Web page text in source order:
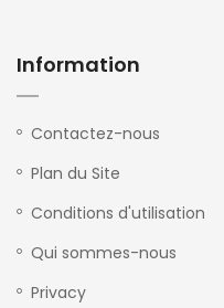
Information
Contactez-nous
Plan du Site
Conditions d'utilisation
Qui sommes-nous
Privacy